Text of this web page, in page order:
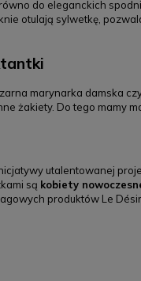
do eleganckich
otulają sylwetkę,
marynarka damska
żakiety. Do tego mamy
utalentowanej
są kobiety
produktów Le